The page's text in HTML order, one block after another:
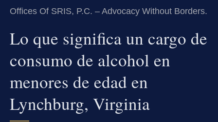
Offices Of SRIS, P.C. – Advocacy Without Borders.
Lo que significa un cargo de
consumo de alcohol en
menores de edad en
Lynchburg, Virginia